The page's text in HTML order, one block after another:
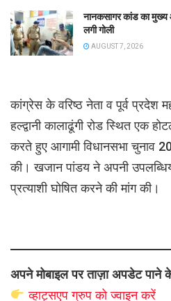
नानकसागर कांड का मुख्य
लगी गोली
AUGUST 7, 2026
कांग्रेस के वरिष्ठ नेता व पूर्व प्रदेश
हल्द्वानी कालाढूंगी रोड स्थित एक
करते हुए आगामी विधानसभा चुनाव
की। खजान पांडय ने अपनी
प्रत्याशी घोषित करने की मांग की।
अपने मोबाइल पर ताज़ा अपडेट पाने
व्हाट्सएपग्रुप कोज्वाइन करें